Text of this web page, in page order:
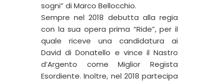
sogni” di Marco Bellocchio.
Sempre nel 2018 debutta alla regia
con la sua opera prima “Ride”, per il
quale riceve una candidatura ai
David di Donatello e vince il Nastro
d’Argento come Miglior Regista
Esordiente. Inoltre, nel 2018 partecipa